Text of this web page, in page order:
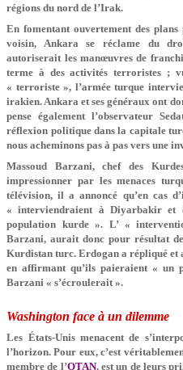
régions du nord de l’Irak.
En fomentant ouvertement des
voisin, Ankara se réclame du
autoriserait les manœuvres de
terme à des activités terroristes ;
« terroriste », l’armée turque
irakien. Ankara et ses généraux ont
pense également l’observateur
réflexion politique dans la capitale
nous acheminons pas à pas vers une
Massoud Barzani, chef des
impressionner par les menaces
télévision, il a annoncé qu’en cas
« interviendraient à Diyarbakir et
population kurde ». L’ «
Barzani, aurait donc pour résultat
Kurdistan turc. Erdogan a répliqué et
en affirmant qu’ils paieraient « un
Barzani « s’écroulerait ».
Washington face à un dilemme
Les États-Unis menacent de
l’horizon. Pour eux, c’est
membre de l’OTAN, est un de leurs